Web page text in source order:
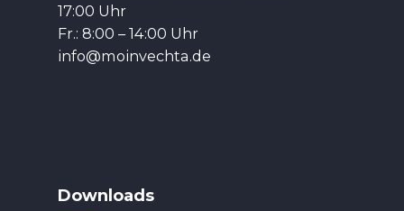
17:00 Uhr
Fr.: 8:00 – 14:00 Uhr
info@moinvechta.de
Downloads